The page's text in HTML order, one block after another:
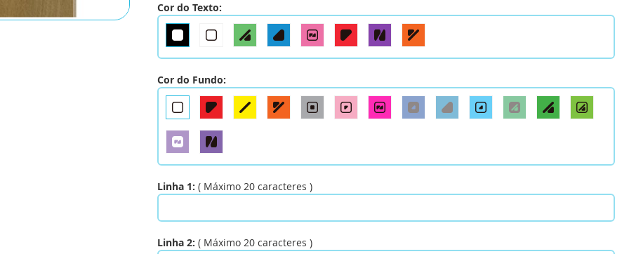
Cor do Texto:
Cor do Fundo:
Linha 1: ( Máximo 20 caracteres )
Linha 2: ( Máximo 20 caracteres )